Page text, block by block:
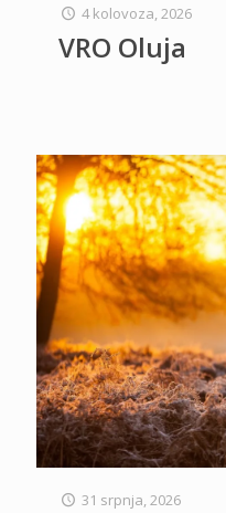
4 kolovoza, 2026
VRO Oluja
31 srpnja, 2026